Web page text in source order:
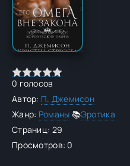
0 голосов
Автор: П. Джемисон
Жанр: Романы 📚Эротика
Страниц: 29
Просмотров: 0